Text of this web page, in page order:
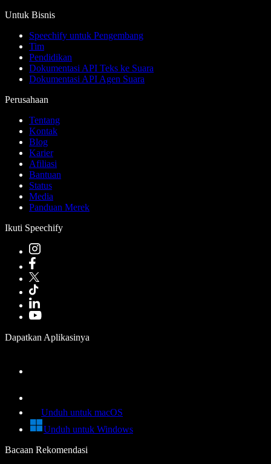
Untuk Bisnis
Speechify untuk Pengembang
Tim
Pendidikan
Dokumentasi API Teks ke Suara
Dokumentasi API Agen Suara
Perusahaan
Tentang
Kontak
Blog
Karier
Afiliasi
Bantuan
Status
Media
Panduan Merek
Ikuti Speechify
Dapatkan Aplikasinya
Unduh untuk macOS
Unduh untuk Windows
Bacaan Rekomendasi